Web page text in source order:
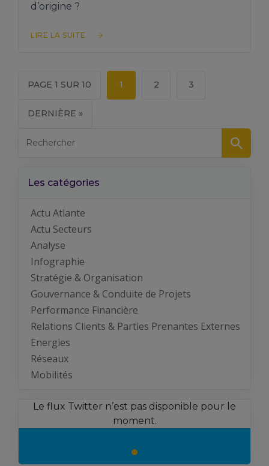
d’origine ?
LIRE LA SUITE
PAGE 1 SUR 10 1 2 3
DERNIÈRE »
Les catégories
Actu Atlante
Actu Secteurs
Analyse
Infographie
Stratégie & Organisation
Gouvernance & Conduite de Projets
Performance Financière
Relations Clients & Parties Prenantes Externes
Energies
Réseaux
Mobilités
Le flux Twitter n’est pas disponible pour le
moment.